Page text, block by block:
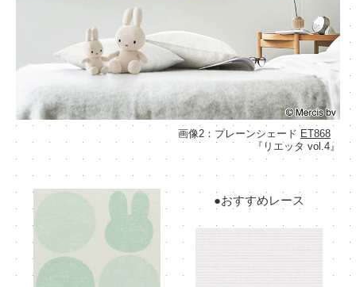
画像2：プレーンシェード ET868
『リエッタ vol.4』
●おすすめレース